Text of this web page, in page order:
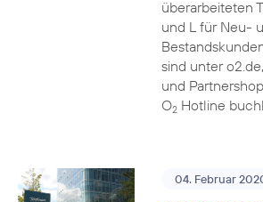
überarbeiteten
und L für Neu-
sind unter
und
O2Hotline
04. Februar